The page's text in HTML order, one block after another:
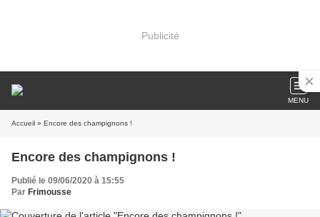
Publicité
MENU
Accueil » Encore des champignons !
Encore des champignons !
Publié le 09/06/2020 à 15:55
Par Frimousse